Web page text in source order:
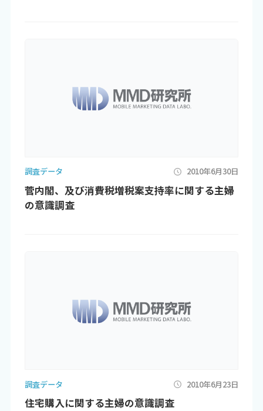
調査データ 2010年6月30日
菅内閣、及び消費税増税案支持率に関する主婦
の意識調査
調査データ 2010年6月23日
住宅購入に関する主婦の意識調査